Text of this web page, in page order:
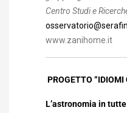
Centro Studi e
www.zanihome.it
PROGETTO “IDIOMI
L’astronomia in